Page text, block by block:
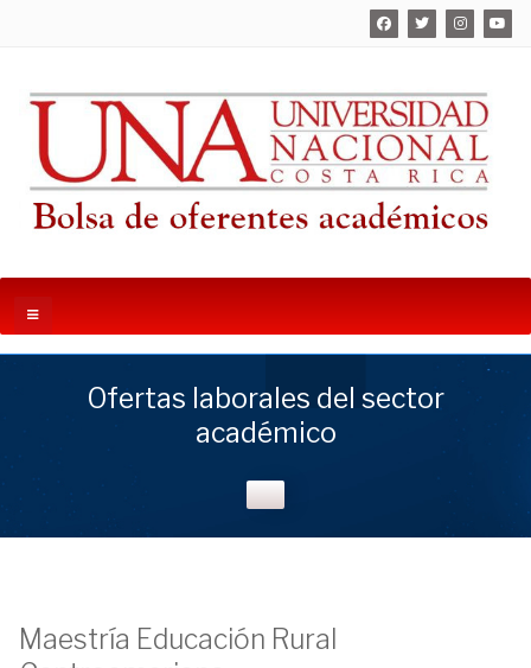
Ofertas laborales del sector
académico
Maestría Educación Rural